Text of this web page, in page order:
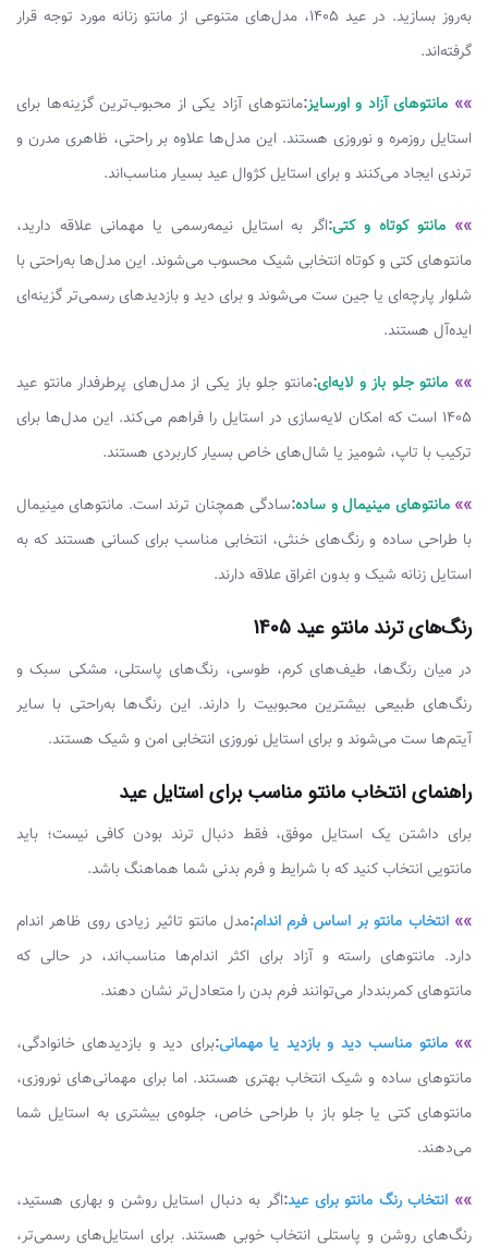
به‌روز بسازید. در عید 1405، مدل‌های متنوعی از مانتو زنانه مورد توجه قرار
گرفته‌اند.
»» مانتوهای آزاد و اورسایز:مانتوهای آزاد یکی از محبوب‌ترین گزینه‌ها برای
استایل روزمره و نوروزی هستند. این مدل‌ها علاوه بر راحتی، ظاهری مدرن و
ترندی ایجاد می‌کنند و برای استایل کژوال عید بسیار مناسب‌اند.
»» مانتو کوتاه و کتی:اگر به استایل نیمه‌رسمی یا مهمانی علاقه دارید،
مانتوهای کتی و کوتاه انتخابی شیک محسوب می‌شوند. این مدل‌ها به‌راحتی با
شلوار پارچه‌ای یا جین ست می‌شوند و برای دید و بازدیدهای رسمی‌تر گزینه‌ای
ایده‌آل هستند.
»» مانتو جلو باز و لایه‌ای:مانتو جلو باز یکی از مدل‌های پرطرفدار مانتو عید
1405 است که امکان لایه‌سازی در استایل را فراهم می‌کند. این مدل‌ها برای
ترکیب با تاپ، شومیز یا شال‌های خاص بسیار کاربردی هستند.
»»مانتوهای مینیمال و ساده:سادگی همچنان ترند است. مانتوهای مینیمال
با طراحی ساده و رنگ‌های خنثی، انتخابی مناسب برای کسانی هستند که به
استایل زنانه شیک و بدون اغراق علاقه دارند.
رنگ‌های ترند مانتو عید 1405
در میان رنگ‌ها، طیف‌های کرم، طوسی، رنگ‌های پاستلی، مشکی سبک و
رنگ‌های طبیعی بیشترین محبوبیت را دارند. این رنگ‌ها به‌راحتی با سایر
آیتم‌ها ست می‌شوند و برای استایل نوروزی انتخابی امن و شیک هستند.
راهنمای انتخاب مانتو مناسب برای استایل عید
برای داشتن یک استایل موفق، فقط دنبال ترند بودن کافی نیست؛ باید
مانتویی انتخاب کنید که با شرایط و فرم بدنی شما هماهنگ باشد.
»»انتخاب مانتو بر اساس فرم اندام:مدل مانتو تاثیر زیادی روی ظاهر اندام
دارد. مانتوهای راسته و آزاد برای اکثر اندام‌ها مناسب‌اند، در حالی که
مانتوهای کمربنددار می‌توانند فرم بدن را متعادل‌تر نشان دهند.
»»مانتو مناسب دید و بازدید یا مهمانی:برای دید و بازدیدهای خانوادگی،
مانتوهای ساده و شیک انتخاب بهتری هستند. اما برای مهمانی‌های نوروزی،
مانتوهای کتی یا جلو باز با طراحی خاص، جلوه‌ی بیشتری به استایل شما
می‌دهند.
»» انتخاب رنگ مانتو برای عید:اگر به دنبال استایل روشن و بهاری هستید،
رنگ‌های روشن و پاستلی انتخاب خوبی هستند. برای استایل‌های رسمی‌تر،